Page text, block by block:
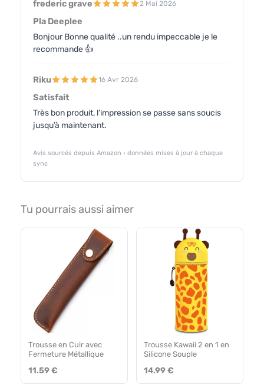
frederic grave 2 Mai 2026
Pla Deeplee
Bonjour Bonne qualité ..un rendu impeccable je le
recommande 👍
Riku 16 Avr 2026
Satisfait
Très bon produit, l’impression se passe sans soucis
jusqu’à maintenant.
Avis sourcés depuis Amazon · données mises à jour à chaque
sync
Tu pourrais aussi aimer
Trousse en Cuir avec
Fermeture Métallique
11.59 €
Trousse Kawaii 2 en 1 en
Silicone Souple
14.99 €